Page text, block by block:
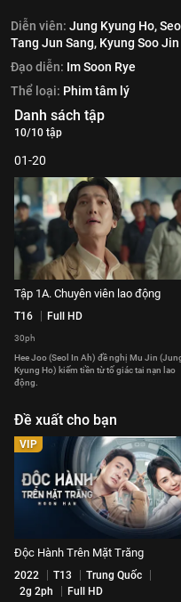
Diễn viên: Jung Kyung Ho,
Tang Jun Sang, Kyung Soo Jin
Đạo diễn: Im Soon Rye
Thể loại: Phim tâm lý
Danh sách tập
10/10 tập
01-20
Tập 1A. Chuyên viên lao động
T16 Full HD
30ph
Hee Joo (Seol In Ah) đề nghị Mu Jin
Kyung Ho) kiếm tiền từ tố giác tai nạn lao
động.
Đề xuất cho bạn
VIP
Độc Hành Trên Mặt Trăng
2022 T13
Trung Quốc
2g 2ph
Full HD